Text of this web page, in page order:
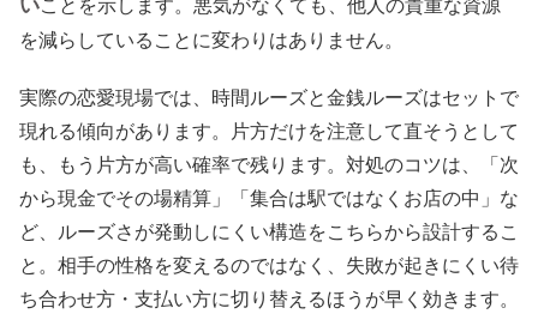
ことを示します。悪気がなくても、他人の貴重な資源
を減らしていることに変わりはありません。
実際の恋愛現場では、時間ルーズと金銭ルーズはセットで
現れる傾向があります。片方だけを注意して直そうとして
も、もう片方が高い確率で残ります。対処のコツは、「次
から現金でその場精算」「集合は駅ではなくお店の中」な
ど、ルーズさが発動しにくい構造をこちらから設計するこ
と。相手の性格を変えるのではなく、失敗が起きにくい待
ち合わせ方・支払い方に切り替えるほうが早く効きます。